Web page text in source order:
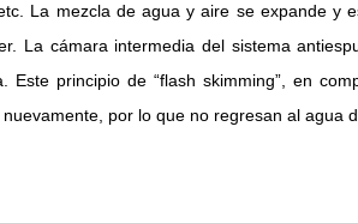
La mezcla de agua y aire se expande y
La cámara intermedia del sistema
Este principio de “flash skimming”, en
por lo que no regresan al agua